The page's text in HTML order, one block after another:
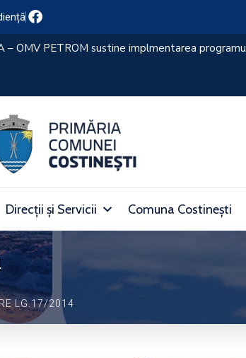
Direcții și Servicii Comuna Costinești
LG.17/2014